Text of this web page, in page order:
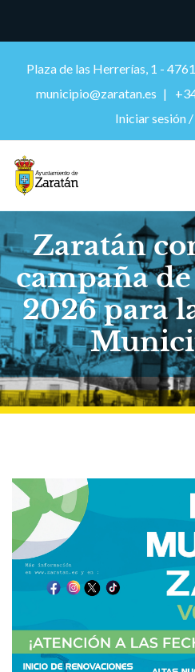
Plaza de las Herrerías, 1 -
municipio@zaratan.es
Iniciar sesión
Zaratán
campaña
2026 para